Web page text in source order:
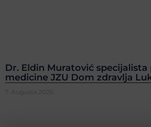
Dr. Eldin Muratović
medicine JZU Dom zdravlja
7. Augusta 2026.